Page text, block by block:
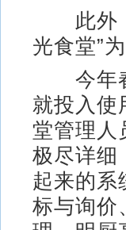
此外，
光食堂”
今年春
就投入使
堂管理人
极尽详细
起来的系
标与询价